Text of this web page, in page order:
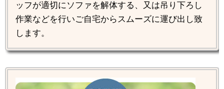
ッフが適切にソファを解体する、又は吊り下ろし
作業などを行いご自宅からスムーズに運び出し致
します。